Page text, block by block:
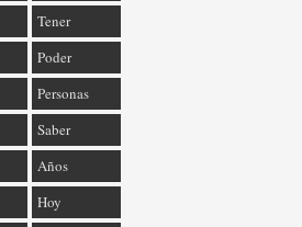
Tener
Poder
Personas
Saber
Años
Hoy